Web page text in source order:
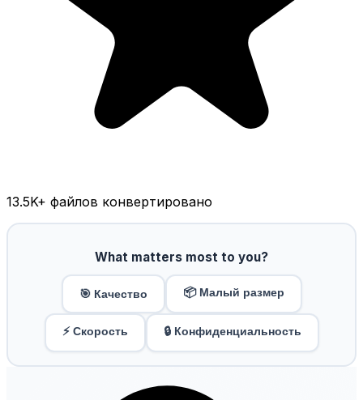
13.5K+ файлов конвертировано
What matters most to you?
🎯 Качество 📦 Малый размер
⚡ Скорость 🔒 Конфиденциальность